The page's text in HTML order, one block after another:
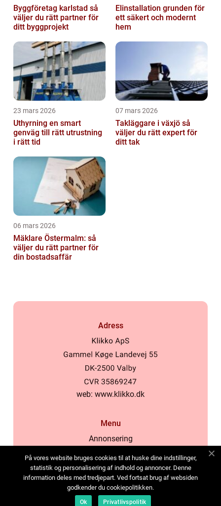
Byggföretag karlstad så
väljer du rätt partner för
ditt byggprojekt
Elinstallation grunden för
ett säkert och modernt
hem
23 mars 2026
Uthyrning en smart
genväg till rätt utrustning
i rätt tid
07 mars 2026
Takläggare i växjö så
väljer du rätt expert för
ditt tak
06 mars 2026
Mäklare Östermalm: så
väljer du rätt partner för
din bostadsaffär
Adress
web: www.klikko.dk
Menu
Annonsering
Cookies
Kontakta oss
Sitemap
På vores website bruges cookies til at huske dine indstillinger,
statistik og personalisering af indhold og annoncer. Denne
information deles med tredjepart. Ved fortsat brug af websiden
godkender du cookiepolitikken.
Ok Privatlivspolitik